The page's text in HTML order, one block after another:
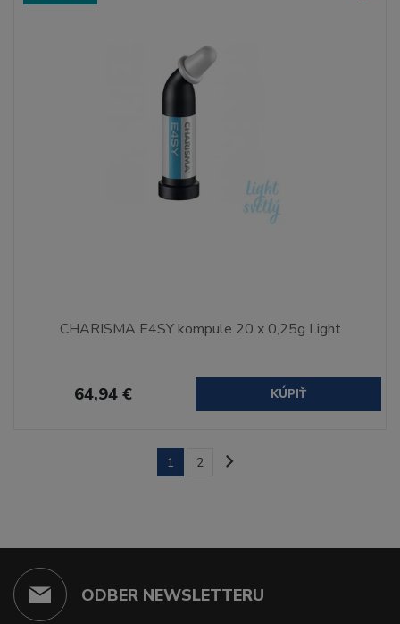
CHARISMA E4SY kompule 20 x 0,25g Light
64,94 € KÚPIŤ
1 2
ODBER NEWSLETTERU